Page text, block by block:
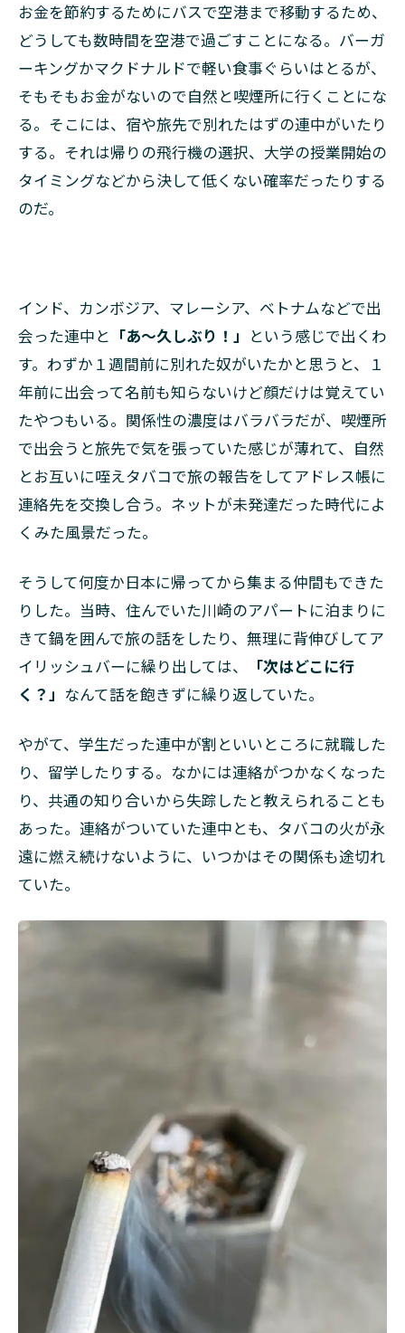
お金を節約するためにバスで空港まで移動するため、
どうしても数時間を空港で過ごすことになる。バーガ
ーキングかマクドナルドで軽い食事ぐらいはとるが、
そもそもお金がないので自然と喫煙所に行くことにな
る。そこには、宿や旅先で別れたはずの連中がいたり
する。それは帰りの飛行機の選択、大学の授業開始の
タイミングなどから決して低くない確率だったりする
のだ。
インド、カンボジア、マレーシア、ベトナムなどで出
会った連中と 「あ〜久しぶり！」 という感じで出くわ
す。わずか１週間前に別れた奴がいたかと思うと、１
年前に出会って名前も知らないけど顔だけは覚えてい
たやつもいる。関係性の濃度はバラバラだが、喫煙所
で出会うと旅先で気を張っていた感じが薄れて、自然
とお互いに咥えタバコで旅の報告をしてアドレス帳に
連絡先を交換し合う。ネットが未発達だった時代によ
くみた風景だった。
そうして何度か日本に帰ってから集まる仲間もできた
りした。当時、住んでいた川崎のアパートに泊まりに
きて鍋を囲んで旅の話をしたり、無理に背伸びしてア
イリッシュバーに繰り出しては、
「次はどこに行
く？」 なんて話を飽きずに繰り返していた。
やがて、学生だった連中が割といいところに就職した
り、留学したりする。なかには連絡がつかなくなった
り、共通の知り合いから失踪したと教えられることも
あった。連絡がついていた連中とも、タバコの火が永
遠に燃え続けないように、いつかはその関係も途切れ
ていた。